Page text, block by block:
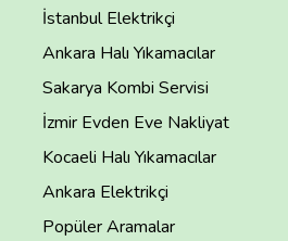
İstanbul Elektrikçi
Ankara Halı Yıkamacılar
Sakarya Kombi Servisi
İzmir Evden Eve Nakliyat
Kocaeli Halı Yıkamacılar
Ankara Elektrikçi
Popüler Aramalar